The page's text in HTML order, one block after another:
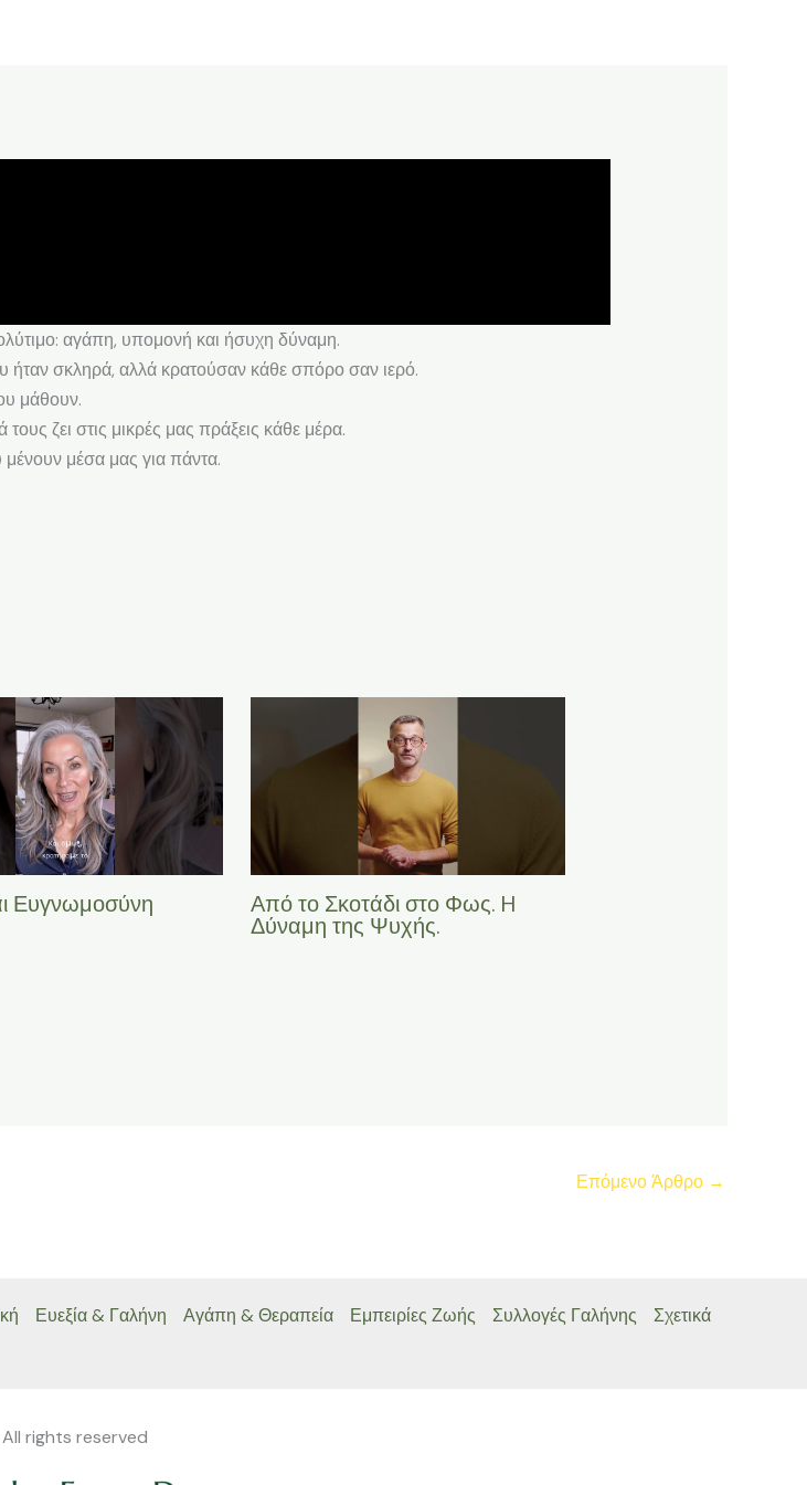
αγάπη, υπομονή και ήσυχη δύναμη.
σκληρά, αλλά κρατούσαν κάθε σπόρο σαν ιερό.
μάθουν.
ζει στις μικρές μας πράξεις κάθε μέρα.
μένουν μέσα μας για πάντα.
Ευγνωμοσύνη Από το Σκοτάδι στο Φως. H
Δύναμη της Ψυχής.
Επόμενο Άρθρο →
Ευεξία & Γαλήνη Αγάπη & Θεραπεία Εμπειρίες Ζωής Συλλογές Γαλήνης Σχετικά
rights reserved